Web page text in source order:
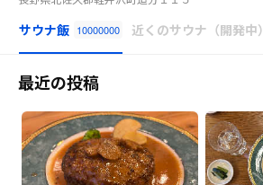
サウナ飯 10000000 近くのサウナ（開発中）
最近の投稿